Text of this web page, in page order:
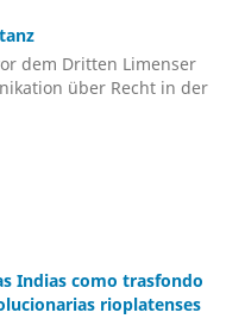
dem Dritten Limenser
über Recht in der
Indias como trasfondo
rioplatenses